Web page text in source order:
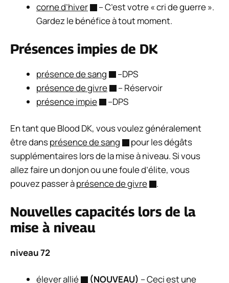
corne d’hiver
– C’est votre « cri de guerre ».
Gardez le bénéfice à tout moment.
Présences impies de DK
présence de sang
–DPS
présence de givre
– Réservoir
présence impie
–DPS
En tant que Blood DK, vous voulez généralement
être dansprésence de sang
pour les dégâts
supplémentaires lors de la mise à niveau. Si vous
allez faire un donjon ou une foule d’élite, vous
pouvez passer àprésence de givre .
Nouvelles capacités lors de la
mise à niveau
niveau 72
élever allié (NOUVEAU) – Ceci est une